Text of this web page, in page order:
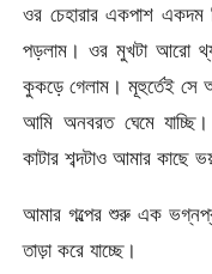
ওর চেহারার একপাশ
পড়লাম। ওর মুখটা আরো
কুকড়ে গেলাম। মূহুর্তেই সে
আমি অনবরত ঘেমে যাচ্ছি।
কাটার শব্দটাও আমার কাছে
আমার গল্পের শুরু এক
তাড়া করে যাচ্ছে।